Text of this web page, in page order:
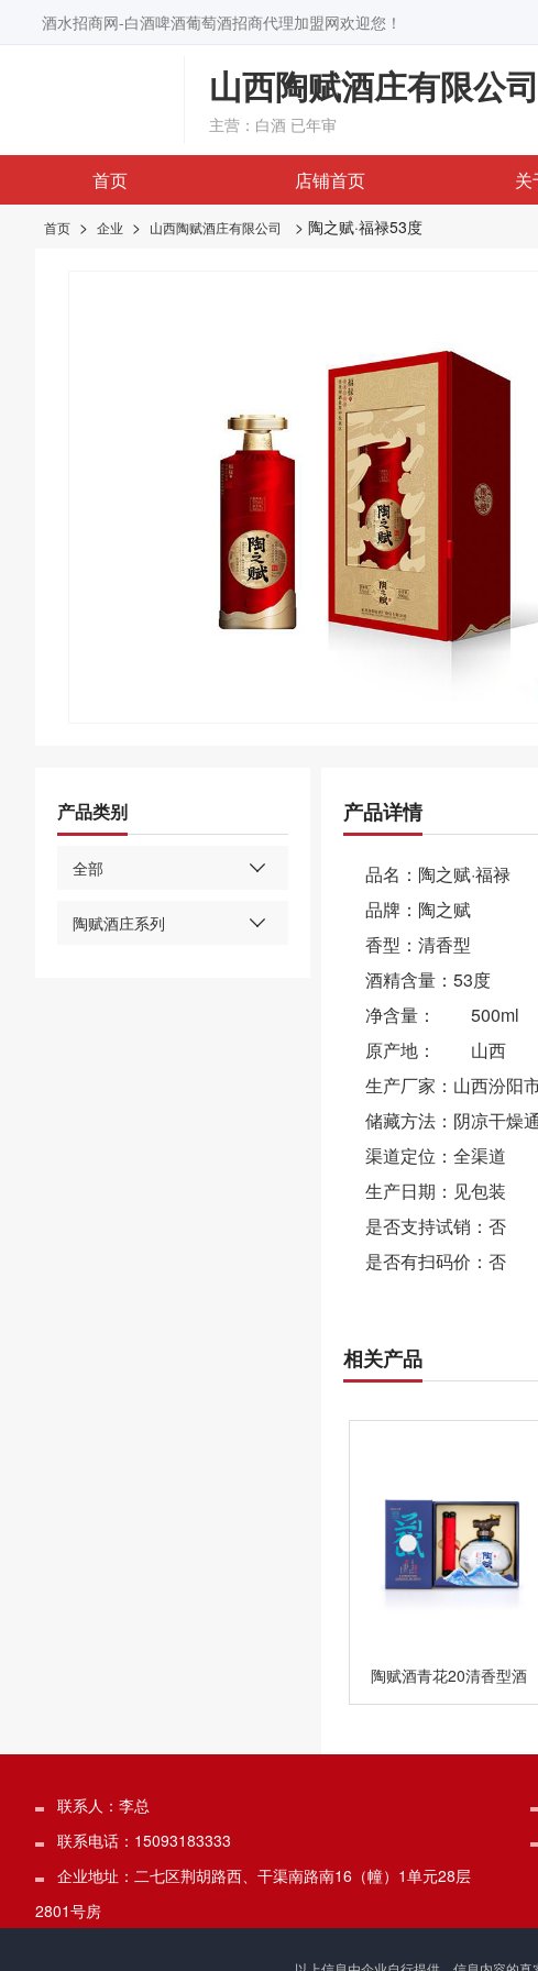
酒水招商网-白酒啤酒葡萄酒招商代理加盟网欢迎您！
山西陶赋酒庄有限公司
主营：白酒 已年审
首页 店铺首页 关
首页 > 企业 > 山西陶赋酒庄有限公司 > 陶之赋·福禄53度
产品类别
全部
陶赋酒庄系列
产品详情
品名：陶之赋·福禄
品牌：陶之赋
香型：清香型
酒精含量：53度
净含量：
500ml
原产地：
山西
生产厂家：山西汾阳
储藏方法：阴凉干燥
渠道定位：全渠道
生产日期：见包装
是否支持试销：否
是否有扫码价：否
相关产品
陶赋酒青花20清香型酒
联系人：李总
联系电话：15093183333
企业地址：二七区荆胡路西、干渠南路南16（幢）1单元28层
2801号房